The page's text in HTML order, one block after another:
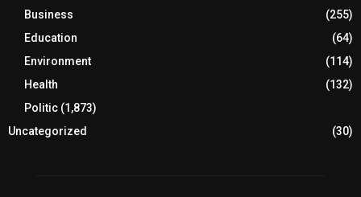
Business
(255)
Education
(64)
Environment
(114)
Health
(132)
Politic (1,873)
Uncategorized
(30)